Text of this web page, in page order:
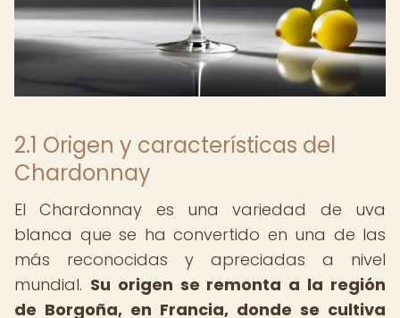
2.1 Origen y características del
Chardonnay
El Chardonnay es una variedad de uva
blanca que se ha convertido en una de las
más reconocidas y apreciadas a nivel
mundial. Su origen se remonta a la región
de Borgoña, en Francia, donde se cultiva